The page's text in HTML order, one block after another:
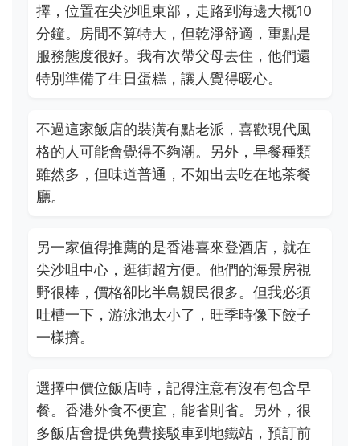
擇，位置在尖沙咀東部，走路到海邊大概10
分鐘。房間不算特大，但乾淨舒適，重點是
服務態度很好。我有次帶父母去住，他們還
特別準備了生日蛋糕，讓人覺得暖心。
不過這家飯店的裝潢有點老派，喜歡現代風
格的人可能會覺得不夠潮。另外，早餐種類
雖然多，但味道普通，不如出去吃在地茶餐
廳。
另一家值得推薦的是香港喜來登酒店，就在
尖沙咀中心，逛街超方便。他們的海景房視
野很棒，價格卻比半島親民很多。但我必須
吐槽一下，游泳池太小了，旺季時像下餃子
一樣擠。
選擇中價位飯店時，記得注意有沒有包含早
餐。香港外食不便宜，能省則省。另外，很
多飯店會提供免費接駁車到地鐵站，預訂前